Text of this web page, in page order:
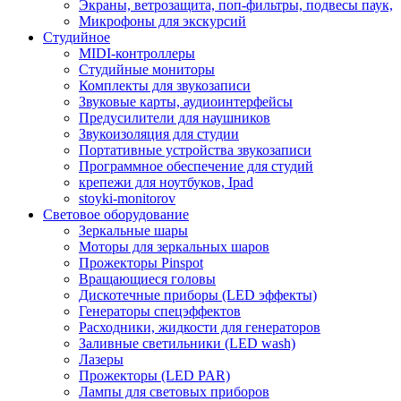
Экраны, ветрозащита, поп-фильтры, подвесы паук,
Микрофоны для экскурсий
Студийное
MIDI-контроллеры
Студийные мониторы
Комплекты для звукозаписи
Звуковые карты, аудиоинтерфейсы
Предусилители для наушников
Звукоизоляция для студии
Портативные устройства звукозаписи
Программное обеспечение для студий
крепежи для ноутбуков, Ipad
stoyki-monitorov
Световое оборудование
Зеркальные шары
Моторы для зеркальных шаров
Прожекторы Pinspot
Вращающиеся головы
Дискотечные приборы (LED эффекты)
Генераторы спецэффектов
Расходники, жидкости для генераторов
Заливные светильники (LED wash)
Лазеры
Прожекторы (LED PAR)
Лампы для световых приборов